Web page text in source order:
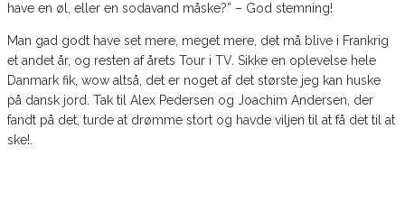
have en øl, eller en sodavand måske?” – God stemning!
Man gad godt have set mere, meget mere, det må blive i Frankrig
et andet år, og resten af årets Tour i TV. Sikke en oplevelse hele
Danmark fik, wow altså, det er noget af det største jeg kan huske
på dansk jord. Tak til Alex Pedersen og Joachim Andersen, der
fandt på det, turde at drømme stort og havde viljen til at få det til at
ske!.